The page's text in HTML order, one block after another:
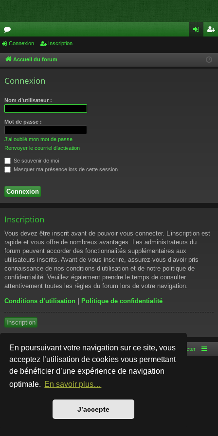
En poursuivant votre navigation sur ce site, vous
acceptez l’utilisation de cookies vous permettant
de bénéficier d’une expérience de navigation
optimale. En savoir plus…
J’accepte
or
u cri
Connexion Inscription
Accueil du forum
Connexion
Nom d’utilisateur :
Mot de passe :
J’ai oublié mon mot de passe
Renvoyer le courriel d’activation
Se souvenir de moi
Masquer ma présence lors de cette session
Inscription
Vous devez être inscrit avant de pouvoir vous connecter. L’inscription est
rapide et vous offre de nombreux avantages. Les administrateurs du
forum peuvent accorder des fonctionnalités supplémentaires aux
utilisateurs inscrits. Avant de vous inscrire, assurez-vous d’avoir pris
connaissance de nos conditions d’utilisation et de notre politique de
confidentialité. Veuillez également prendre le temps de consulter
attentivement toutes les règles du forum lors de votre navigation.
Conditions d’utilisation | Politique de confidentialité
Inscription
Accueil du forum Nous contacter
Développé parphpBB® Forum Software © phpBB Limited
Style par
Traduction française officielle